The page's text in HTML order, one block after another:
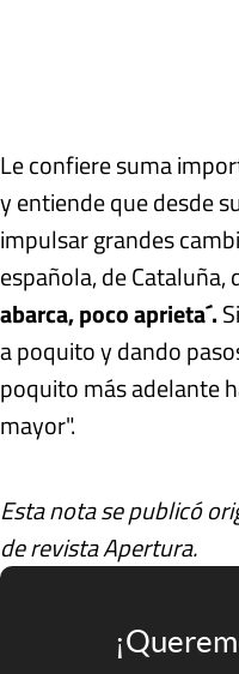
Le confiere suma
y entiende que desde
impulsar grandes
española, de Cataluña,
abarca, poco aprieta´.
a poquito y dando
poquito más adelante
mayor".
Esta nota se publicó
de revista Apertura.